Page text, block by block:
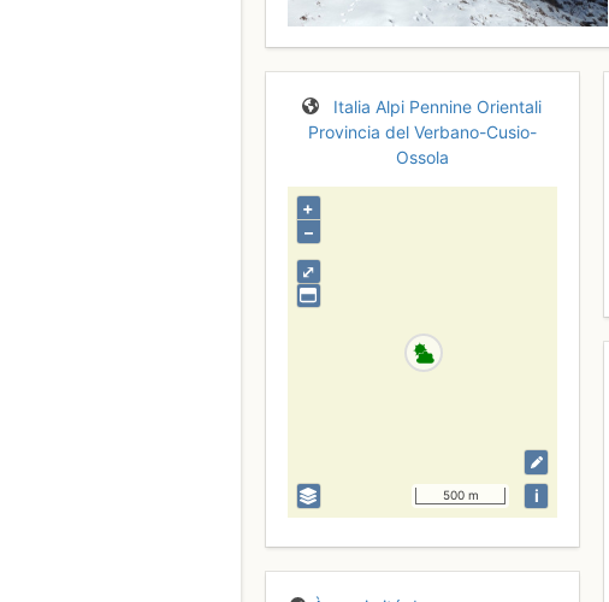
Italia Alpi Pennine Orientali
Provincia del Verbano-Cusio-
Ossola
⤢
+
–
500 m i